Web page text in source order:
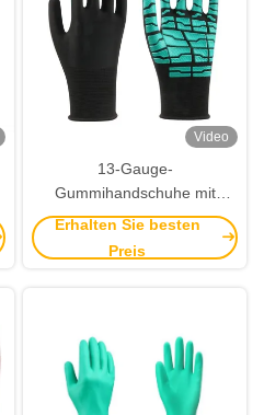
Video
13-Gauge-
Gummihandschuhe mit
Latex-Punktbeschichtung
und offenem Rückendesign
für besseren Halt und
Erhalten Sie besten
Preis